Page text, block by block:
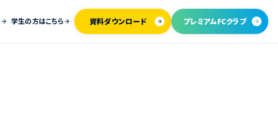
arrow_forward 学生の方はこちら arrow_forward 資料ダウンロード arrow_forward プレミアムFCクラブ arrow_forward